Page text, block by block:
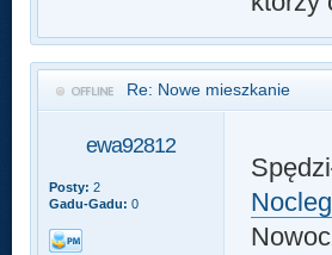
Re: Nowe mieszkanie
ewa92812
Posty: 2
Gadu-Gadu: 0